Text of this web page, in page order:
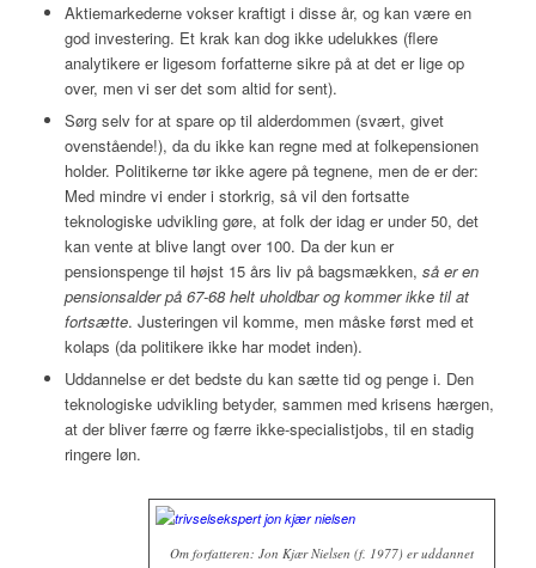
Aktiemarkederne vokser kraftigt i disse år, og kan være en
god investering. Et krak kan dog ikke udelukkes (flere
analytikere er ligesom forfatterne sikre på at det er lige op
over, men vi ser det som altid for sent).
Sørg selv for at spare op til alderdommen (svært, givet
ovenstående!), da du ikke kan regne med at folkepensionen
holder. Politikerne tør ikke agere på tegnene, men de er der:
Med mindre vi ender i storkrig, så vil den fortsatte
teknologiske udvikling gøre, at folk der idag er under 50, det
kan vente at blive langt over 100. Da der kun er
pensionspenge til højst 15 års liv på bagsmækken, så er en
pensionsalder på 67-68 helt uholdbar og kommer ikke til at
fortsætte. Justeringen vil komme, men måske først med et
kolaps (da politikere ikke har modet inden).
Uddannelse er det bedste du kan sætte tid og penge i. Den
teknologiske udvikling betyder, sammen med krisens hærgen,
at der bliver færre og færre ikke-specialistjobs, til en stadig
ringere løn.
Om forfatteren: Jon Kjær Nielsen (f. 1977) er uddannet